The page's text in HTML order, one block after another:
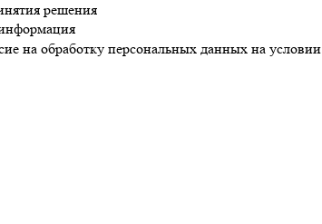
решения
на обработку персональных данных на условии